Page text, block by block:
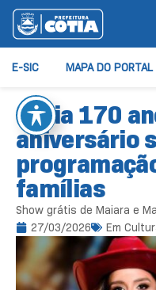
E-SIC MAPA DO PORTAL
Cotia 170
aniversário
famílias
Show grátis de Maiara e
27/03/2026
Em